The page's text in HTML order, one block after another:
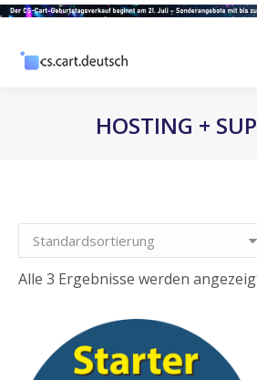
HOSTING +
Alle 3 Ergebnisse werden